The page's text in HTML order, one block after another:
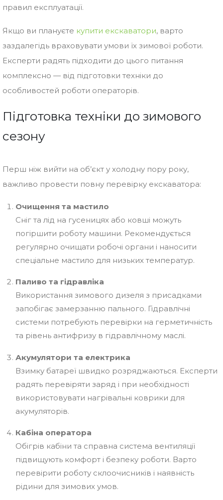
правил експлуатації.
Якщо ви плануєте купити екскаватори, варто
заздалегідь враховувати умови їх зимової роботи.
Експерти радять підходити до цього питання
комплексно — від підготовки техніки до
особливостей роботи операторів.
Підготовка техніки до зимового
сезону
Перш ніж вийти на об’єкт у холодну пору року,
важливо провести повну перевірку екскаватора:
Очищення та мастило
Сніг та лід на гусеницях або ковші можуть
погіршити роботу машини. Рекомендується
регулярно очищати робочі органи і наносити
спеціальне мастило для низьких температур.
Паливо та гідравліка
Використання зимового дизеля з присадками
запобігає замерзанню пального. Гідравлічні
системи потребують перевірки на герметичність
та рівень антифризу в гідравлічному маслі.
Акумулятори та електрика
Взимку батареї швидко розряджаються. Експерти
радять перевіряти заряд і при необхідності
використовувати нагрівальні коврики для
акумуляторів.
Кабіна оператора
Обігрів кабіни та справна система вентиляції
підвищують комфорт і безпеку роботи. Варто
перевірити роботу склоочисників і наявність
рідини для зимових умов.